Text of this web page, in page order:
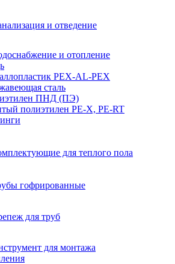
и отведение
и отопление
PEX-AL-PEX
сталь
ПНД (ПЭ)
полиэтилен PE-X, PE-RT
для теплого пола
гофрированные
для труб
для монтажа